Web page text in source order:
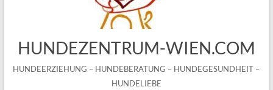
HUNDEZENTRUM-WIEN.COM
HUNDEERZIEHUNG – HUNDEBERATUNG – HUNDEGESUNDHEIT –
HUNDELIEBE